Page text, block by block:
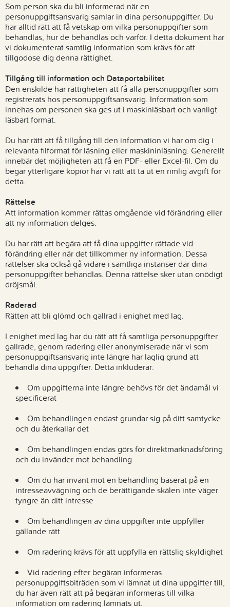
Som person ska du bli informerad när en
personuppgiftsansvarig samlar in dina personuppgifter. Du
har alltid rätt att få vetskap om vilka personuppgifter som
behandlas, hur de behandlas och varför. I detta dokument har
vi dokumenterat samtlig information som krävs för att
tillgodose dig denna rättighet.
Tillgång till information och Dataportabilitet
Den enskilde har rättigheten att få alla personuppgifter som
registrerats hos personuppgiftsansvarig. Information som
innehas om personen ska ges ut i maskinläsbart och vanligt
läsbart format.
Du har rätt att få tillgång till den information vi har om dig i
relevanta filformat för läsning eller maskininläsning. Generellt
innebär det möjligheten att få en PDF- eller Excel-fil. Om du
begär ytterligare kopior har vi rätt att ta ut en rimlig avgift för
detta.
Rättelse
Att information kommer rättas omgående vid förändring eller
att ny information delges.
Du har rätt att begära att få dina uppgifter rättade vid
förändring eller när det tillkommer ny information. Dessa
rättelser ska också gå vidare i samtliga instanser där dina
personuppgifter behandlas. Denna rättelse sker utan onödigt
dröjsmål.
Raderad
Rätten att bli glömd och gallrad i enighet med lag.
I enighet med lag har du rätt att få samtliga personuppgifter
gallrade, genom radering eller anonymiserade när vi som
personuppgiftsansvarig inte längre har laglig grund att
behandla dina uppgifter. Detta inkluderar:
Om uppgifterna inte längre behövs för det ändamål vi
specificerat
Om behandlingen endast grundar sig på ditt samtycke
och du återkallar det
Om behandlingen endas görs för direktmarknadsföring
och du invänder mot behandling
Om du har invänt mot en behandling baserat på en
intresseavvägning och de berättigande skälen inte väger
tyngre än ditt intresse
Om behandlingen av dina uppgifter inte uppfyller
gällande rätt
Om radering krävs för att uppfylla en rättslig skyldighet
Vid radering efter begäran informeras
personuppgiftsbiträden som vi lämnat ut dina uppgifter till,
du har även rätt att på begäran informeras till vilka
information om radering lämnats ut.